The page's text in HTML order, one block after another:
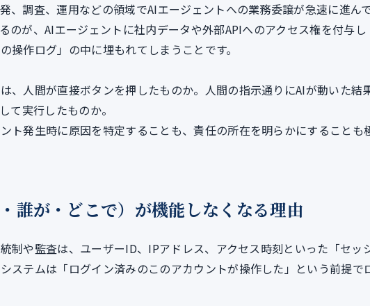
、調査、運用などの領域でAIエージェントへの業務委譲が急速に進ん
のが、AIエージェントに社内データや外部APIへのアクセス権を付与し
操作ログ」の中に埋もれてしまうことです。
、人間が直接ボタンを押したものか。人間の指示通りにAIが動いた結
て実行したものか。
ト発生時に原因を特定することも、責任の所在を明らかにすることも
誰が・どこで）が機能しなくなる理由
制や監査は、ユーザーID、IPアドレス、アクセス時刻といった「セッ
ステムは「ログイン済みのこのアカウントが操作した」という前提で